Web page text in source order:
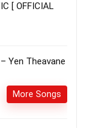
[ OFFICIAL
Yen Theavane
More Songs